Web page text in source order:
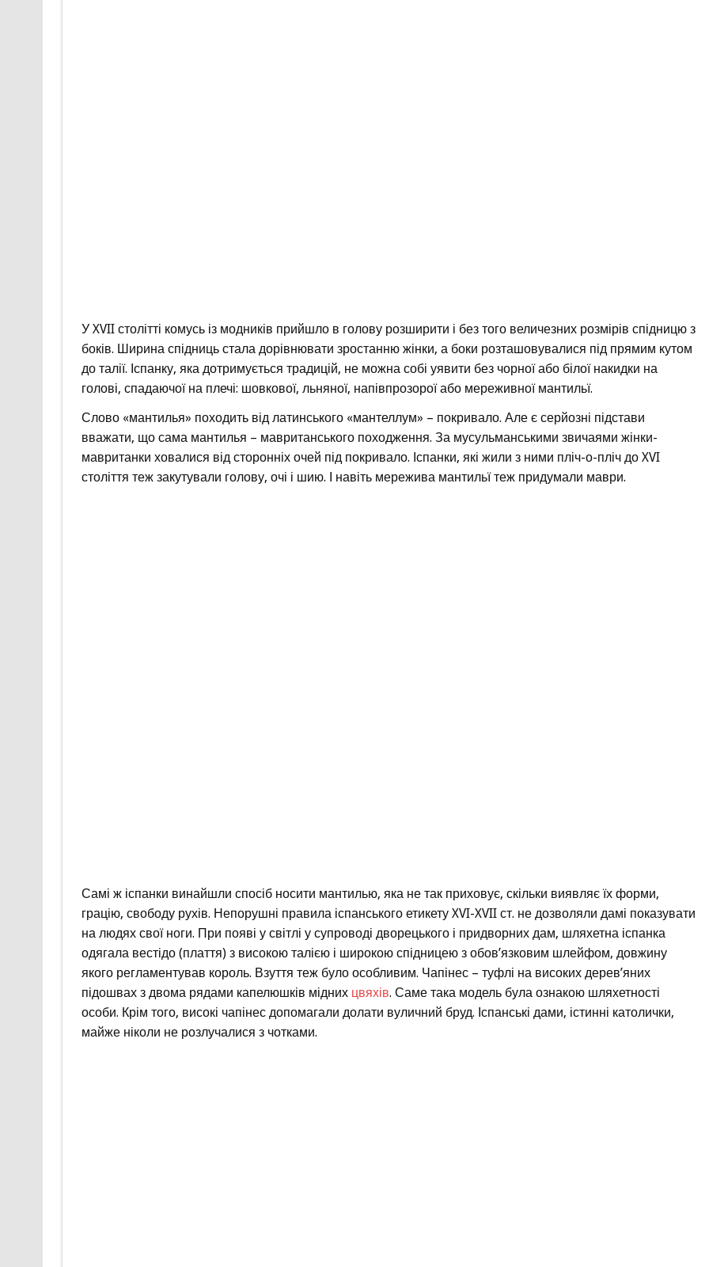
У XVII столітті комусь із модників прийшло в голову розширити і без того величезних розмірів спідницю з
боків. Ширина спідниць стала дорівнювати зростанню жінки, а боки розташовувалися під прямим кутом
до талії. Іспанку, яка дотримується традицій, не можна собі уявити без чорної або білої накидки на
голові, спадаючої на плечі: шовкової, льняної, напівпрозорої або мереживної мантильї.
Слово «мантилья» походить від латинського «мантеллум» – покривало. Але є серйозні підстави
вважати, що сама мантилья – мавританського походження. За мусульманськими звичаями жінки-
мавританки ховалися від сторонніх очей під покривало. Іспанки, які жили з ними пліч-о-пліч до XVI
століття теж закутували голову, очі і шию. І навіть мережива мантильї теж придумали маври.
Самі ж іспанки винайшли спосіб носити мантилью, яка не так приховує, скільки виявляє їх форми,
грацію, свободу рухів. Непорушні правила іспанського етикету XVI-XVII ст. не дозволяли дамі показувати
на людях свої ноги. При появі у світлі у супроводі дворецького і придворних дам, шляхетна іспанка
одягала вестідо (плаття) з високою талією і широкою спідницею з обов’язковим шлейфом, довжину
якого регламентував король. Взуття теж було особливим. Чапінес – туфлі на високих дерев’яних
підошвах з двома рядами капелюшків мідних цвяхів. Саме така модель була ознакою шляхетності
особи. Крім того, високі чапінес допомагали долати вуличний бруд. Іспанські дами, істинні католички,
майже ніколи не розлучалися з чотками.